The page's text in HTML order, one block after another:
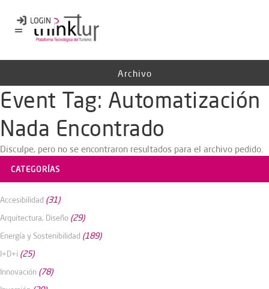
Archivo
Event Tag: Automatización
Nada Encontrado
Disculpe, pero no se encontraron resultados para el archivo pedido.
CATEGORÍAS
Accesibilidad (31)
Arquitectura, Diseño (29)
Energía y Sostenibilidad (189)
I+D+i (25)
Innovación (78)